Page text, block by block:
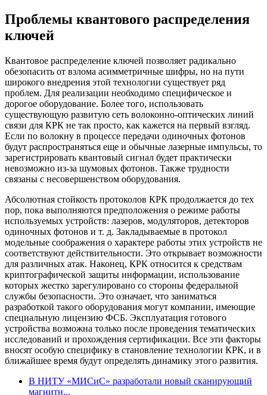
Проблемы квантового распределения
ключей
Квантовое распределение ключей позволяет радикально
обезопасить от взлома асимметричные шифры, но на пути
широкого внедрения этой технологии существует ряд
проблем. Для реализации необходимо специфическое и
дорогое оборудование. Более того, использовать
существующую развитую сеть волоконно-оптических линий
связи для КРК не так просто, как кажется на первый взгляд.
Если по волокну в процессе передачи одиночных фотонов
будут распространяться еще и обычные лазерные импульсы, то
зарегистрировать квантовый сигнал будет практически
невозможно из-за шумовых фотонов. Также трудности
связаны с несовершенством оборудования.
Абсолютная стойкость протоколов КРК продолжается до тех
пор, пока выполняются предположения о режиме работы
используемых устройств: лазеров, модуляторов, детекторов
одиночных фотонов и т. д. Закладываемые в протокол
модельные соображения о характере работы этих устройств не
соответствуют действительности. Это открывает возможности
для различных атак. Наконец, КРК относится к средствам
криптографической защиты информации, использование
которых жестко зарегулировано со стороны федеральной
службы безопасности. Это означает, что заниматься
разработкой такого оборудования могут компании, имеющие
специальную лицензию ФСБ. Эксплуатация готового
устройства возможна только после проведения тематических
исследований и прохождения сертификации. Все эти факторы
вносят особую специфику в становление технологии КРК, и в
ближайшее время будут определять динамику этого развития.
В НИТУ «МИСиС» разработали новый сканирующий
магнитн...